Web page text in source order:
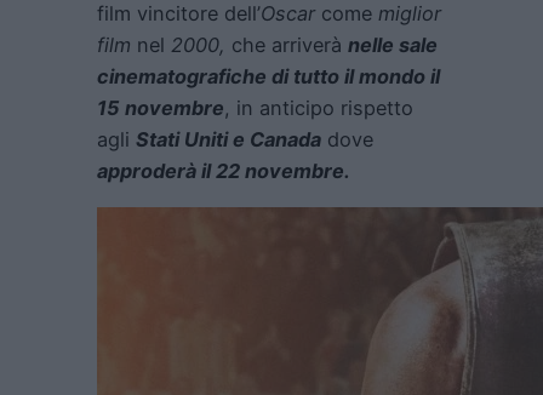
film vincitore dell’Oscarcome miglior
film nel 2000, che arriverà nelle sale
cinematografiche di tutto il mondo il
15 novembre, in anticipo rispetto
agli Stati Uniti e Canada dove
approderà il 22 novembre.